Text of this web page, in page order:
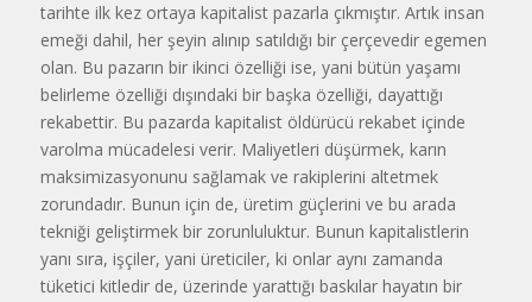
tarihte ilk kez ortaya kapitalist pazarla çıkmıştır. Artık insan
emeği dahil, her şeyin alınıp satıldığı bir çerçevedir egemen
olan. Bu pazarın bir ikinci özelliği ise, yani bütün yaşamı
belirleme özelliği dışındaki bir başka özelliği, dayattığı
rekabettir. Bu pazarda kapitalist öldürücü rekabet içinde
varolma mücadelesi verir. Maliyetleri düşürmek, karın
maksimizasyonunu sağlamak ve rakiplerini altetmek
zorundadır. Bunun için de, üretim güçlerini ve bu arada
tekniği geliştirmek bir zorunluluktur. Bunun kapitalistlerin
yanı sıra, işçiler, yani üreticiler, ki onlar aynı zamanda
tüketici kitledir de, üzerinde yarattığı baskılar hayatın bir